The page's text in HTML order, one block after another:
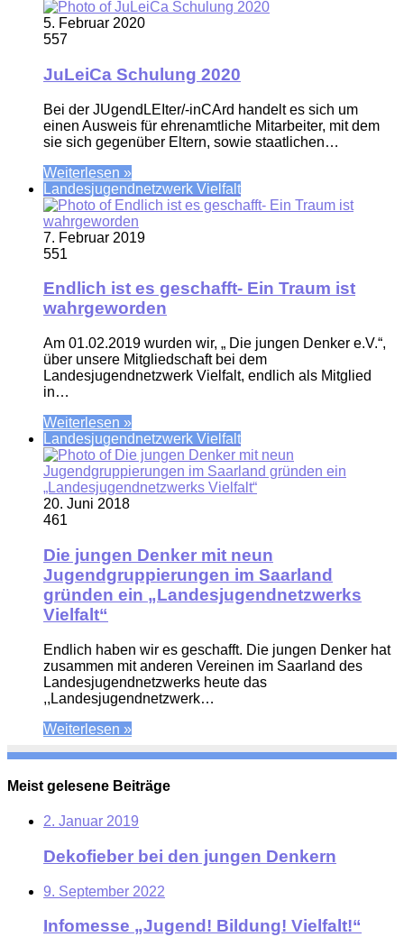
5. Februar 2020
557
JuLeiCa Schulung 2020
Bei der JUgendLEIter/-inCArd handelt es sich um
einen Ausweis für ehrenamtliche Mitarbeiter, mit dem
sie sich gegenüber Eltern, sowie staatlichen…
Weiterlesen »
Landesjugendnetzwerk Vielfalt
7. Februar 2019
551
Endlich ist es geschafft- Ein Traum ist
wahrgeworden
Am 01.02.2019 wurden wir, „ Die jungen Denker e.V.“,
über unsere Mitgliedschaft bei dem
Landesjugendnetzwerk Vielfalt, endlich als Mitglied
in…
Weiterlesen »
Landesjugendnetzwerk Vielfalt
20. Juni 2018
461
Die jungen Denker mit neun
Jugendgruppierungen im Saarland
gründen ein „Landesjugendnetzwerks
Vielfalt“
Endlich haben wir es geschafft. Die jungen Denker hat
zusammen mit anderen Vereinen im Saarland des
Landesjugendnetzwerks heute das
,,Landesjugendnetzwerk…
Weiterlesen »
Meist gelesene Beiträge
2. Januar 2019
Dekofieber bei den jungen Denkern
9. September 2022
Infomesse „Jugend! Bildung! Vielfalt!“